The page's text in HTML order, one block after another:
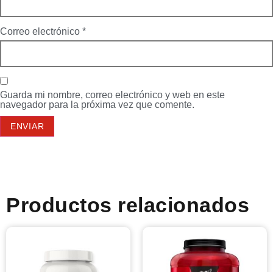
Correo electrónico *
Guarda mi nombre, correo electrónico y web en este
navegador para la próxima vez que comente.
Productos relacionados